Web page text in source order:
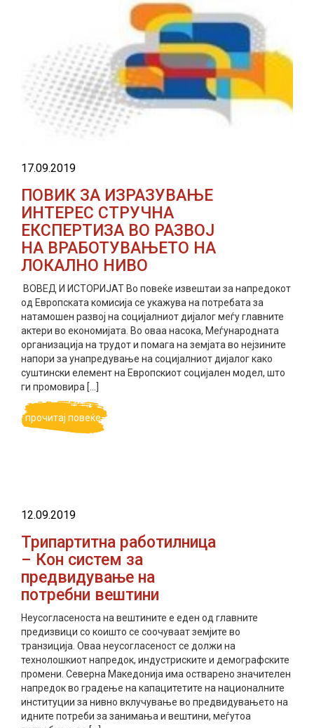
17.09.2019
ПОВИК ЗА ИЗРАЗУВАЊЕ
ИНТЕРЕС СТРУЧНА
ЕКСПЕРТИЗА ВО РАЗВОЈ
НА ВРАБОТУВАЊЕТО НА
ЛОКАЛНО НИВО
ВОВЕД И ИСТОРИЈАТ Во повеќе извештаи за напредокот
од Европската комисија се укажува на потребата за
натамошен развој на социјалниот дијалог меѓу главните
актери во економијата. Во оваа насока, Меѓународната
организација на трудот и помага на земјата во нејзините
напори за унапредување на социјалниот дијалог како
суштински елемент на Европскиот социјален модел, што
ги промовира […]
прочитај повеќе
12.09.2019
Трипартитна работилница
– Кон систем за
предвидување на
потребни вештини
Неусогласеноста на вештините е еден од главните
предизвици со коишто се соочуваат земјите во
транзиција. Оваа неусогласеност се должи на
технолошкиот напредок, индустриските и демографските
промени. Северна Македонија има остварено значителен
напредок во градење на капацитетите на националните
институции за нивно вклучување во предвидувањето на
идните потреби за занимања и вештини, меѓутоа